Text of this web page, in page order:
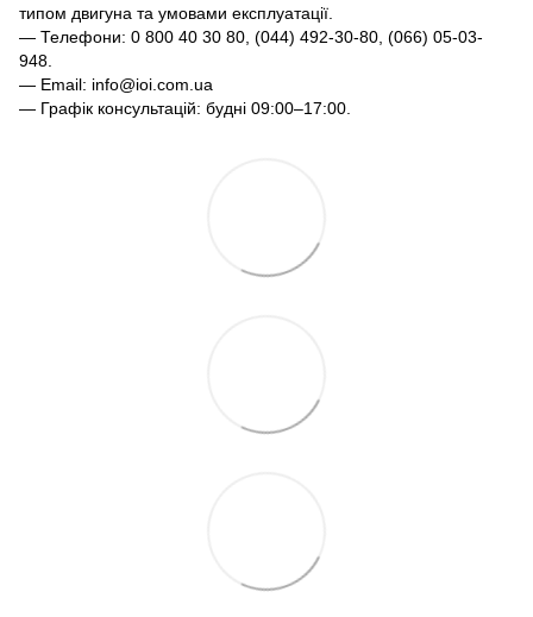
типом двигуна та умовами експлуатації.
— Телефони: 0 800 40 30 80, (044) 492-30-80, (066) 05-03-
948.
— Email: info@ioi.com.ua
— Графік консультацій: будні 09:00–17:00.